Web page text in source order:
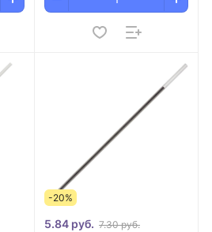
-20%
5.84 руб. 7.30 руб.